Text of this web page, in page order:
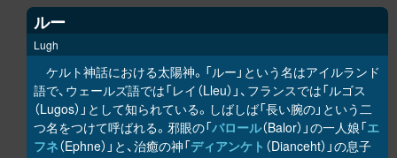
ルー
Lugh
ケルト神話における太陽神。「ルー」という名はアイルランド
語で、ウェールズ語では「レイ（Lleu）」、フランスでは「ルゴス
（Lugos）」として知られている。しばしば「長い腕の」という二
つ名をつけて呼ばれる。邪眼の「バロール（Balor）」の一人娘「エ
フネ（Ephne）」と、治癒の神「ディアンケト （Dianceht）」の息子